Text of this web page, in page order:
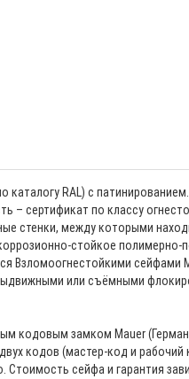
RAL) с
сертификат по классу
стенки, между которыми
стойкое
Взломоогнестойкими
или съёмными
замком Mauer
кодов (мастер-код и
сейфа и гарантия